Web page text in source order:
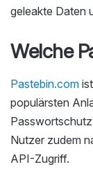
geleakte Daten
Welche
Pastebin.com
populärsten
Nutzer zudem
API-Zugriff.